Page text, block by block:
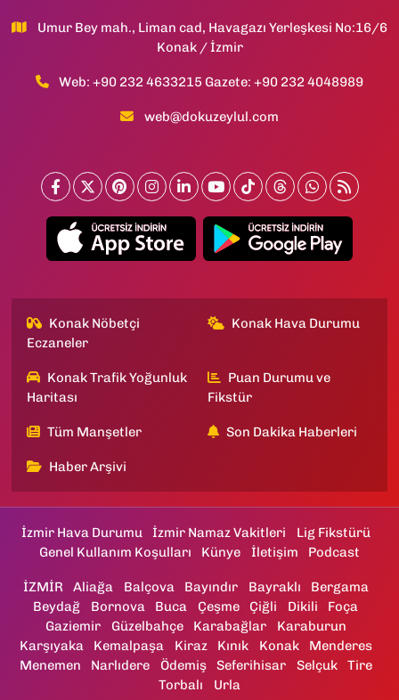
Umur Bey mah., Liman cad, Havagazı Yerleşkesi No:16/6
Konak / İzmir
Web: +90 232 4633215 Gazete: +90 232 4048989
web@dokuzeylul.com
Konak Nöbetçi
Eczaneler
Konak Hava Durumu
Konak Trafik Yoğunluk
Haritası
Puan Durumu ve
Fikstür
Tüm Manşetler Son Dakika Haberleri
Haber Arşivi
İzmir Hava Durumu İzmir Namaz Vakitleri
Lig Fikstürü
Genel Kullanım Koşulları
Künye İletişim Podcast
İZMİR Aliağa Balçova Bayındır Bayraklı
Bergama
Beydağ
Bornova Buca Çeşme Çiğli Dikili
Foça
Gaziemir
Güzelbahçe Karabağlar
Karaburun
Karşıyaka
Kemalpaşa Kiraz Kınık Konak
Menderes
Menemen
Narlıdere Ödemiş Seferihisar Selçuk
Tire
Torbalı
Urla